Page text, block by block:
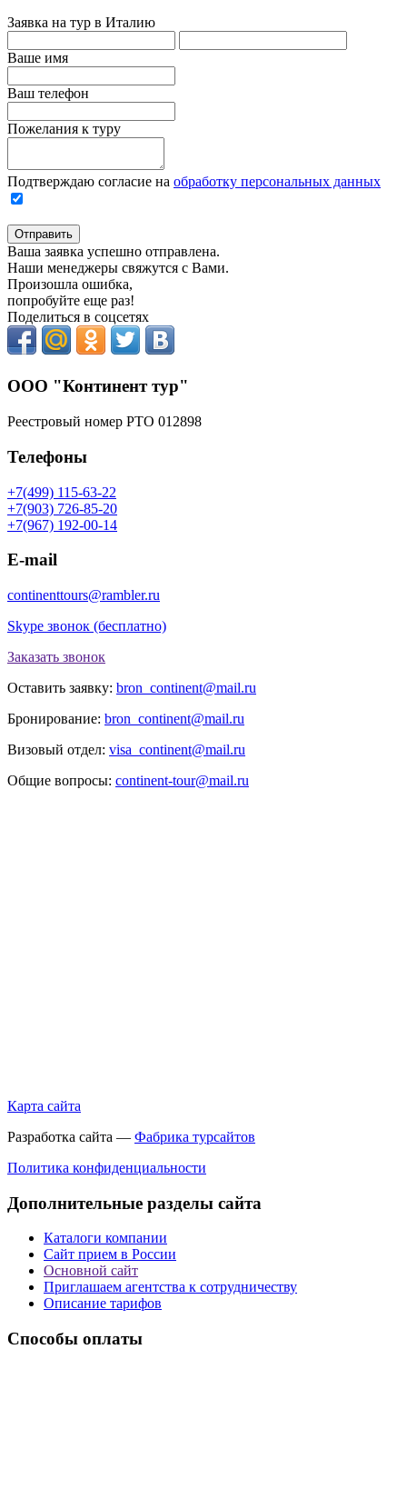
Заявка на тур в Италию
Ваше имя
Ваш телефон
Пожелания к туру
Подтверждаю согласие на обработку персональных данных
Отправить
Ваша заявка успешно отправлена.
Наши менеджеры свяжутся с Вами.
Произошла ошибка,
попробуйте еще раз!
Поделиться в соцсетях
ООО "Континент тур"
Реестровый номер РТО 012898
Телефоны
+7(499) 115-63-22
+7(903) 726-85-20
+7(967) 192-00-14
E-mail
continenttours@rambler.ru
Skype звонок (бесплатно)
Заказать звонок
Оставить заявку: bron_continent@mail.ru
Бронирование: bron_continent@mail.ru
Визовый отдел: visa_continent@mail.ru
Общие вопросы: continent-tour@mail.ru
Карта сайта
Разработка сайта — Фабрика турсайтов
Политика конфиденциальности
Дополнительные разделы сайта
Каталоги компании
Сайт прием в России
Основной сайт
Приглашаем агентства к сотрудничеству
Описание тарифов
Способы оплаты